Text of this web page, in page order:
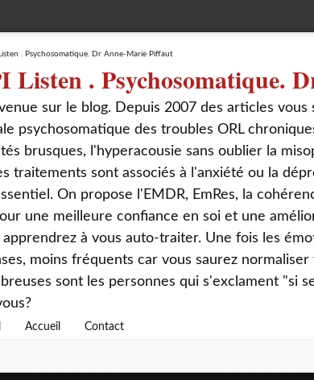
Listen . Psychosomatique.
sur le blog. Depuis 2007 des articles
psychosomatique des troubles ORL
brusques, l'hyperacousie sans oublier la
traitements sont associés à l'anxiété ou la
On propose l'EMDR, EmRes, la
une meilleure confiance en soi et une
apprendrez à vous auto-traiter. Une fois les
moins fréquents car vous saurez
sont les personnes qui s'exclament "si
Accueil Contact